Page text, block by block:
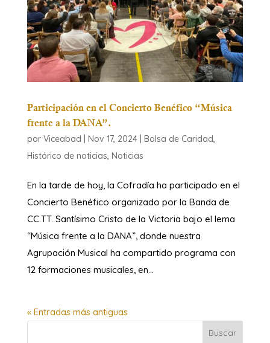
Participación en el Concierto Benéfico “Música
frente a la DANA”.
por Viceabad Nov 17, 2024| Bolsa de Caridad,
Histórico de noticias, Noticias
En la tarde de hoy, la Cofradía ha participado en el
Concierto Benéfico organizado por la Banda de
CC.TT. Santísimo Cristo de la Victoria bajo el lema
“Música frente a la DANA”, donde nuestra
Agrupación Musical ha compartido programa con
12 formaciones musicales, en...
« Entradas más antiguas